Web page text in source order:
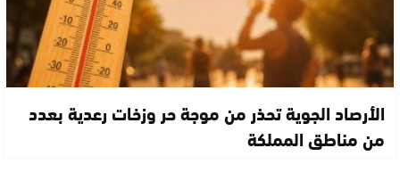
الأرصاد الجوية تحذر من موجة حر وزخات رعدية بعدد
من مناطق المملكة